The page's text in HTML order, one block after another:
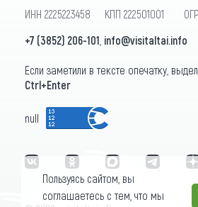
ИНН 2225223458 КПП 222501001 ОГРН
+7 (3852) 206-101 info@visitaltai.info
Если заметили в тексте опечатку,
Ctrl+Enter
null
Пользуясь сайтом, вы
соглашаетесь с тем, что мы